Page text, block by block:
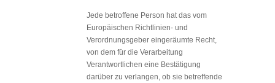
Jede betroffene Person hat das vom
Europäischen Richtlinien- und
Verordnungsgeber eingeräumte Recht,
von dem für die Verarbeitung
Verantwortlichen eine Bestätigung
darüber zu verlangen, ob sie betreffende